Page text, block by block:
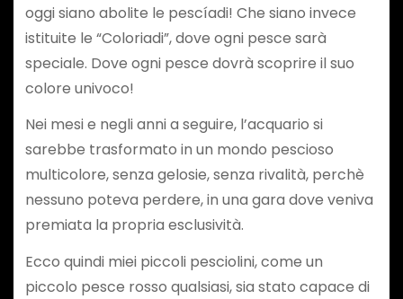
oggi siano abolite le pescíadi! Che siano invece
istituite le “Coloriadi”, dove ogni pesce sarà
speciale. Dove ogni pesce dovrà scoprire il suo
colore univoco!
Nei mesi e negli anni a seguire, l’acquario si
sarebbe trasformato in un mondo pescioso
multicolore, senza gelosie, senza rivalità, perchè
nessuno poteva perdere, in una gara dove veniva
premiata la propria esclusività.
Ecco quindi miei piccoli pesciolini, come un
piccolo pesce rosso qualsiasi, sia stato capace di